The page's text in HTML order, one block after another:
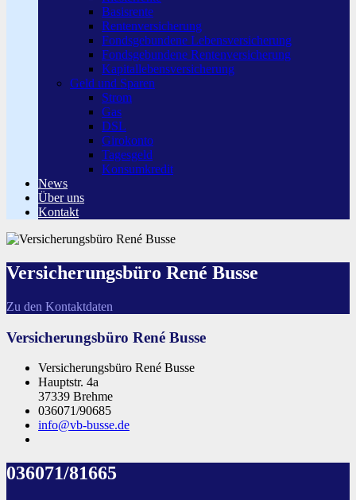
Basisrente
Rentenversicherung
Fondsgebundene Lebensversicherung
Fondsgebundene Rentenversicherung
Kapitallebensversicherung
Geld und Sparen
Strom
Gas
DSL
Girokonto
Tagesgeld
Konsumkredit
News
Über uns
Kontakt
Versicherungsbüro René Busse
Zu den Kontaktdaten
Versicherungsbüro René Busse
Versicherungsbüro René Busse
Hauptstr. 4a
37339 Brehme
036071/90685
info@vb-busse.de
036071/81665